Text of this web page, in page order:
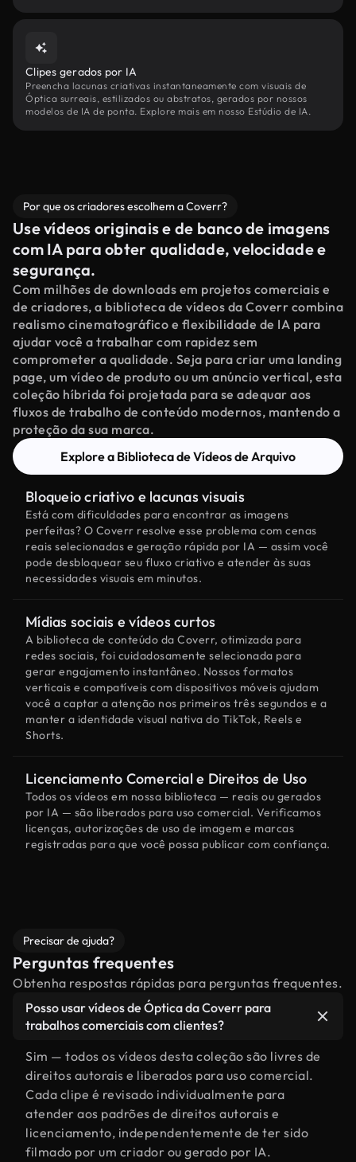
Clipes gerados por IA
Preencha lacunas criativas instantaneamente com visuais de
Óptica surreais, estilizados ou abstratos, gerados por nossos
modelos de IA de ponta. Explore mais em nosso Estúdio de IA.
Por que os criadores escolhem a Coverr?
Use vídeos originais e de banco de imagens
com IA para obter qualidade, velocidade e
segurança.
Com milhões de downloads em projetos comerciais e
de criadores, a biblioteca de vídeos da Coverr combina
realismo cinematográfico e flexibilidade de IA para
ajudar você a trabalhar com rapidez sem
comprometer a qualidade. Seja para criar uma landing
page, um vídeo de produto ou um anúncio vertical, esta
coleção híbrida foi projetada para se adequar aos
fluxos de trabalho de conteúdo modernos, mantendo a
proteção da sua marca.
Explore a Biblioteca de Vídeos de Arquivo
Bloqueio criativo e lacunas visuais
Está com dificuldades para encontrar as imagens
perfeitas? O Coverr resolve esse problema com cenas
reais selecionadas e geração rápida por IA — assim você
pode desbloquear seu fluxo criativo e atender às suas
necessidades visuais em minutos.
Mídias sociais e vídeos curtos
A biblioteca de conteúdo da Coverr, otimizada para
redes sociais, foi cuidadosamente selecionada para
gerar engajamento instantâneo. Nossos formatos
verticais e compatíveis com dispositivos móveis ajudam
você a captar a atenção nos primeiros três segundos e a
manter a identidade visual nativa do TikTok, Reels e
Shorts.
Licenciamento Comercial e Direitos de Uso
Todos os vídeos em nossa biblioteca — reais ou gerados
por IA — são liberados para uso comercial. Verificamos
licenças, autorizações de uso de imagem e marcas
registradas para que você possa publicar com confiança.
Precisar de ajuda?
Perguntas frequentes
Obtenha respostas rápidas para perguntas frequentes.
Posso usar vídeos de Óptica da Coverr para
trabalhos comerciais com clientes?
Sim — todos os vídeos desta coleção são livres de
direitos autorais e liberados para uso comercial.
Cada clipe é revisado individualmente para
atender aos padrões de direitos autorais e
licenciamento, independentemente de ter sido
filmado por um criador ou gerado por IA.